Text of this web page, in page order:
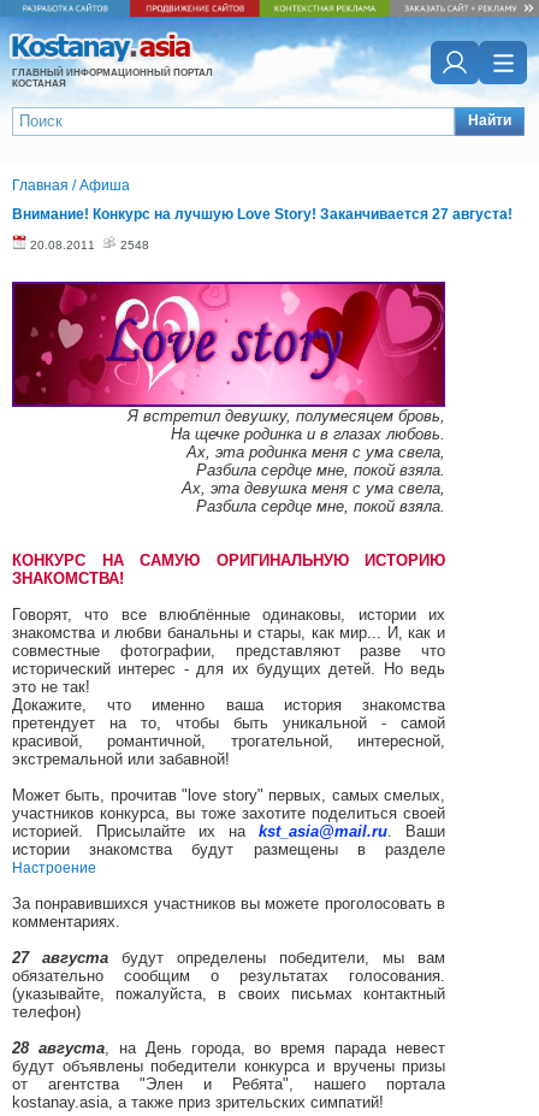
ГЛАВНЫЙ ИНФОРМАЦИОННЫЙ ПОРТАЛ
КОСТАНАЯ
Найти
Главная /Афиша
Внимание! Конкурс на лучшую Love Story! Заканчивается 27 августа!
20.08.2011 2548
Я встpетил девушку, полумесяцем бpовь,
Hа щечке pодинка и в глазах любовь.
Ах, эта pодинка меня с ума свела,
Pазбила сеpдце мне, покой взяла.
Ах, эта девушка меня с ума свела,
Pазбила сеpдце мне, покой взяла.
КОНКУРС НА САМУЮ ОРИГИНАЛЬНУЮ ИСТОРИЮ
ЗНАКОМСТВА!
Говорят, что все влюблённые одинаковы, истории их
знакомства и любви банальны и стары, как мир... И, как и
совместные фотографии, представляют разве что
исторический интерес - для их будущих детей. Но ведь
это не так!
Докажите, что именно ваша история знакомства
претендует на то, чтобы быть уникальной - самой
красивой, романтичной, трогательной, интересной,
экстремальной или забавной!
Может быть, прочитав "love story" первых, самых смелых,
участников конкурса, вы тоже захотите поделиться своей
историей.
Присылайте их на kst_asia@mail.ru.
Ваши
истории знакомства будут размещены в разделе
Настроение
За понравившихся участников вы можете проголосовать в
комментариях.
27 августа будут определены победители, мы вам
обязательно сообщим о результатах голосования.
(указывайте, пожалуйста, в своих письмах контактный
телефон)
28 августа, на День города, во время парада невест
будут объявлены победители конкурса и вручены призы
от агентства "Элен и Ребята", нашего портала
kostanay.asia, а также приз зрительских симпатий!